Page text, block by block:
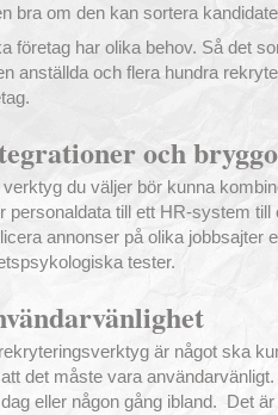
bra om den kan sortera
företag har olika behov. Så det
anställda och flera hundra
och
verktyg du väljer bör kunna
personaldata till ett HR-system
annonser på olika jobbsajter
tester.
är något ska
det måste vara
eller någon gång ibland. Det